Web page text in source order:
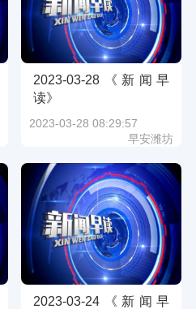
2023-03-28《新闻早
读》
2023-03-28 08:29:57
早安潍坊
2023-03-24《新闻早